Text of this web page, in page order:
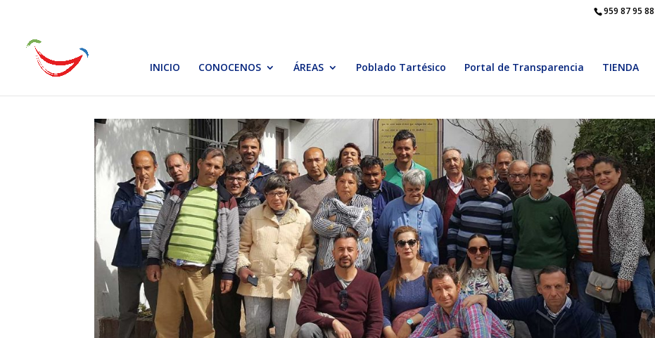
959 87 95 88
INICIO CONOCENOS ÁREAS Poblado Tartésico Portal de Transparencia TIENDA